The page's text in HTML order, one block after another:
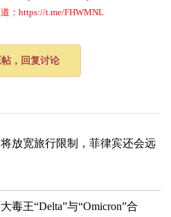
：https://t.me/FHWMNL
，回复讨论
放宽旅行限制，菲律宾还会远
毒王“Delta”与“Omicron”合